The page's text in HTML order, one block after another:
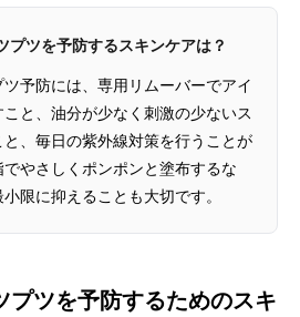
プツを予防するスキンケアは？
予防には、専用リムーバーでアイ
こと、油分が少なく刺激の少ないス
、毎日の紫外線対策を行うことが
やさしくポンポンと塗布するな
限に抑えることも大切です。
プツを予防するためのスキ